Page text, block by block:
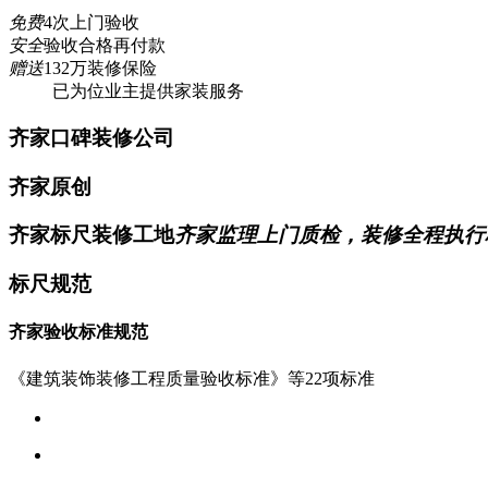
免费4次上门验收
安全验收合格再付款
赠送132万装修保险
已为位业主提供家装服务
齐家口碑装修公司
齐家原创
齐家标尺装修工地齐家监理上门质检，装修全程执
标尺规范
齐家验收标准规范
《建筑装饰装修工程质量验收标准》等22项标准